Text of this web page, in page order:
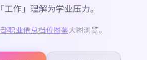
工作」理解为学业压力。
职业倦怠档位图鉴大图浏览。